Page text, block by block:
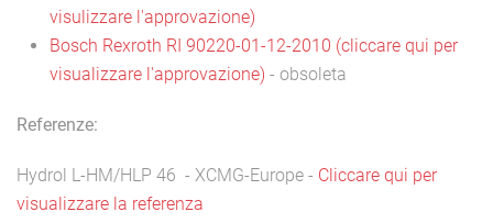
visulizzare l'approvazione)
Bosch Rexroth RI 90220-01-12-2010 (cliccare qui per
visualizzare l'approvazione) - obsoleta
Referenze:
Hydrol L-HM/HLP 46 - XCMG-Europe - Cliccare qui per
visualizzare la referenza